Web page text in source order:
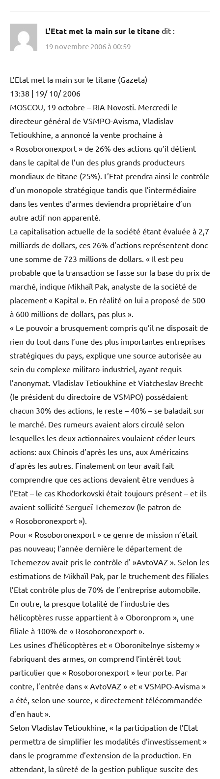
L'Etat met la main sur le titane dit :
19 novembre 2006 à 00:59
L’Etat met la main sur le titane (Gazeta)
13:38 | 19/ 10/ 2006
MOSCOU, 19 octobre – RIA Novosti. Mercredi le
directeur général de VSMPO-Avisma, Vladislav
Tetioukhine, a annoncé la vente prochaine à
« Rosoboronexport » de 26% des actions qu’il détient
dans le capital de l’un des plus grands producteurs
mondiaux de titane (25%). L’Etat prendra ainsi le contrôle
d’un monopole stratégique tandis que l’intermédiaire
dans les ventes d’armes deviendra propriétaire d’un
autre actif non apparenté.
La capitalisation actuelle de la société étant évaluée à 2,7
milliards de dollars, ces 26% d’actions représentent donc
une somme de 723 millions de dollars. « Il est peu
probable que la transaction se fasse sur la base du prix de
marché, indique Mikhaïl Pak, analyste de la société de
placement « Kapital ». En réalité on lui a proposé de 500
à 600 millions de dollars, pas plus ».
« Le pouvoir a brusquement compris qu’il ne disposait de
rien du tout dans l’une des plus importantes entreprises
stratégiques du pays, explique une source autorisée au
sein du complexe militaro-industriel, ayant requis
l’anonymat. Vladislav Tetioukhine et Viatcheslav Brecht
(le président du directoire de VSMPO) possédaient
chacun 30% des actions, le reste – 40% – se baladait sur
le marché. Des rumeurs avaient alors circulé selon
lesquelles les deux actionnaires voulaient céder leurs
actions: aux Chinois d’après les uns, aux Américains
d’après les autres. Finalement on leur avait fait
comprendre que ces actions devaient être vendues à
l’Etat – le cas Khodorkovski était toujours présent – et ils
avaient sollicité Sergueï Tchemezov (le patron de
« Rosoboronexport »).
Pour « Rosoboronexport » ce genre de mission n’était
pas nouveau; l’année dernière le département de
Tchemezov avait pris le contrôle d' »AvtoVAZ ». Selon les
estimations de Mikhaïl Pak, par le truchement des filiales
l’Etat contrôle plus de 70% de l’entreprise automobile.
En outre, la presque totalité de l’industrie des
hélicoptères russe appartient à « Oboronprom », une
filiale à 100% de « Rosoboronexport ».
Les usines d’hélicoptères et « Oboronitelnye sistemy »
fabriquant des armes, on comprend l’intérêt tout
particulier que « Rosoboronexport » leur porte. Par
contre, l’entrée dans « AvtoVAZ » et « VSMPO-Avisma »
a été, selon une source, « directement télécommandée
d’en haut ».
Selon Vladislav Tetioukhine, « la participation de l’Etat
permettra de simplifier les modalités d’investissement »
dans le programme d’extension de la production. En
attendant, la sûreté de la gestion publique suscite des